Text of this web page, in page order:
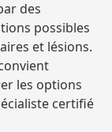
des
possibles
et lésions.
les options
certifié